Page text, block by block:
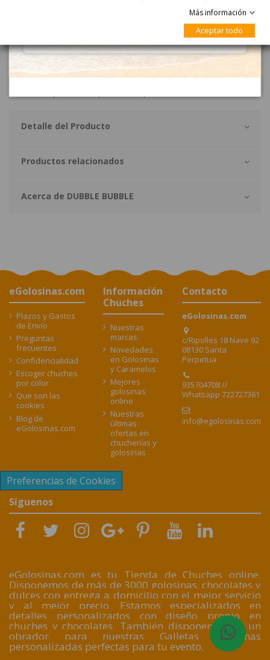
MAQUINA CHICLETERA TRADICIONAL FLEER con 80gr de Chicles
Bolones 16mm aprox. Mide 20cm de alto aprox.
¿La máquina chicletera contiene chicles?
Detalle del Producto
Productos relacionados
Acerca de DUBBLE BUBBLE
eGolosinas.com
Plazos y Gastos
de Envío
Preguntas
frecuentes
Confidencialidad
Escoger chuches
por color
Que son las
cookies
Blog de
eGolosinas.com
Información
Chuches
Nuestras
marcas
Novedades
en Golosinas
y Caramelos
Mejores
golosinas
online
Nuestras
últimas
ofertas en
chucherías y
golosinas
Contacto
eGolosinas.com
c/Ripolles 18 Nave 92
08130 Santa
Perpetua
935704708 //
Whatsapp 722727361
info@egolosinas.com
Preferencias de Cookies
Síguenos
eGolosinas.com es tu Tienda de Chuches online.
Disponemos de más de 3000 golosinas, chocolates y
dulces con entrega a domicilio con el mejor servicio
y al mejor precio. Estamos especializados en
detalles personalizados con diseño propio en
chuches y chocolates. También disponemos de un
obrador para nuestras Galletas artesanas
personalizadas perfectas para tu evento.
Más información
Aceptar todo